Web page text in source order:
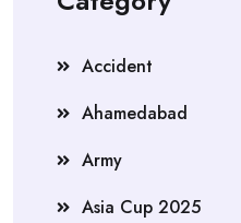
Accident
Ahamedabad
Army
Asia Cup 2025